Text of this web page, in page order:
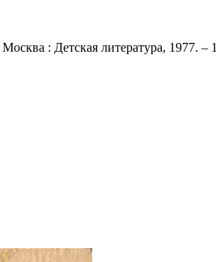
: Детская литература, 1977. –